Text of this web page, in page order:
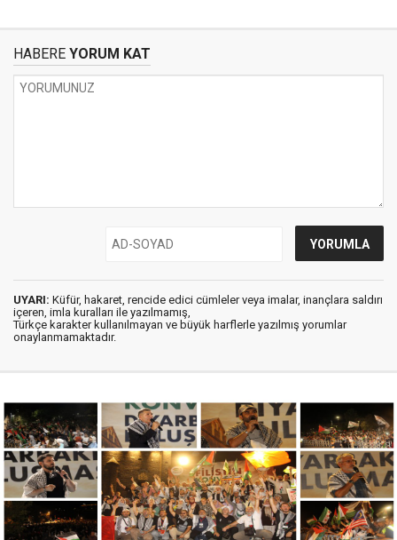
HABERE YORUM KAT
UYARI: Küfür, hakaret, rencide edici cümleler veya imalar, inançlara saldırı
içeren, imla kuralları ile yazılmamış,
Türkçe karakter kullanılmayan ve büyük harflerle yazılmış yorumlar
onaylanmamaktadır.